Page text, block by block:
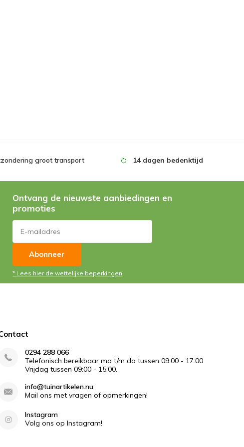
groot transport 14 dagen bedenktijd
Ontvang de nieuwste aanbiedingen en
promoties
Abonneer
* Lees hier de wettelijke beperkingen
0294 288 066
Telefonisch bereikbaar ma t/m do tussen 09:00 - 17:00
Vrijdag tussen 09:00 - 15:00.
info@tuinartikelen.nu
Mail ons met vragen of opmerkingen!
Instagram
Volg ons op Instagram!